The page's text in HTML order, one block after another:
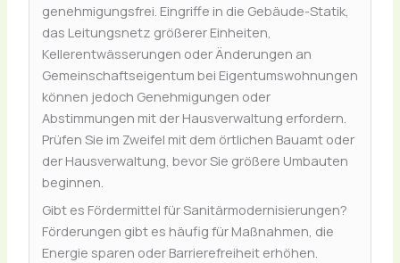
genehmigungsfrei. Eingriffe in die Gebäude-Statik,
das Leitungsnetz größerer Einheiten,
Kellerentwässerungen oder Änderungen an
Gemeinschaftseigentum bei Eigentumswohnungen
können jedoch Genehmigungen oder
Abstimmungen mit der Hausverwaltung erfordern.
Prüfen Sie im Zweifel mit dem örtlichen Bauamt oder
der Hausverwaltung, bevor Sie größere Umbauten
beginnen.
Gibt es Fördermittel für Sanitärmodernisierungen?
Förderungen gibt es häufig für Maßnahmen, die
Energie sparen oder Barrierefreiheit erhöhen.